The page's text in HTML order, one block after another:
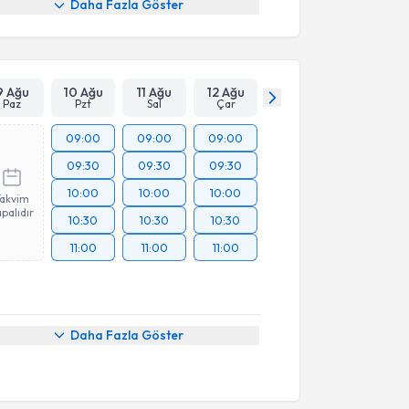
Daha Fazla Göster
Ağu
Paz
10 Ağu
Pzt
11 Ağu
Sal
12 Ağu
Çar
09:00
09:30
10:00
10:30
11:00
09:00
09:30
10:00
10:30
11:00
09:00
09:30
10:00
10:30
11:00
Daha Fazla Göster